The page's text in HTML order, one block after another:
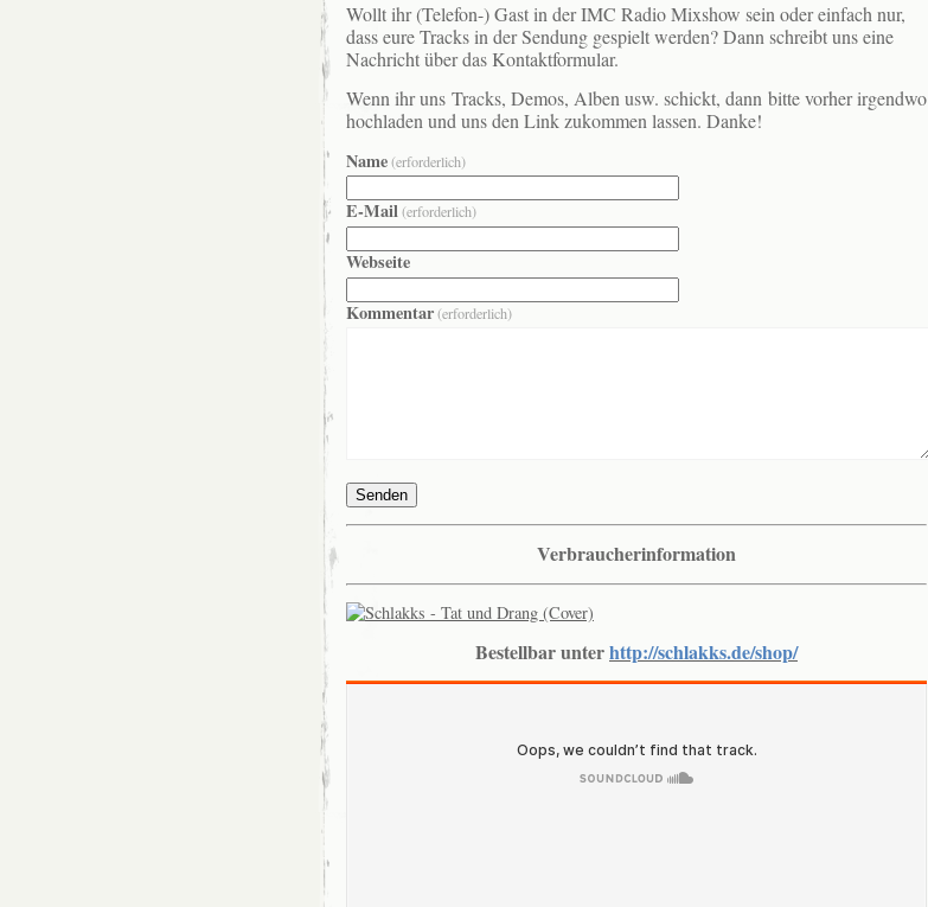
Wollt ihr (Telefon-) Gast in der IMC Radio Mixshow sein oder einfach nur,
dass eure Tracks in der Sendung gespielt werden? Dann schreibt uns eine
Nachricht über das Kontaktformular.
Wenn ihr uns Tracks, Demos, Alben usw. schickt, dann bitte vorher irgendwo
hochladen und uns den Link zukommen lassen. Danke!
Name(erforderlich)
E-Mail(erforderlich)
Webseite
Kommentar(erforderlich)
Senden
Verbraucherinformation
Bestellbar unterhttp://schlakks.de/shop/